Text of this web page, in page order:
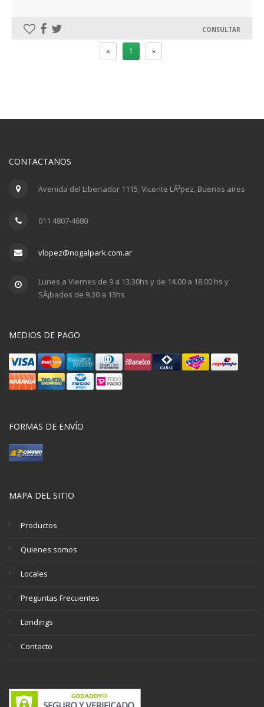
CONSULTAR
« 1 »
CONTACTANOS
Avenida del Libertador 1115, Vicente LÃ³pez, Buenos aires
011 4807-4680
vlopez@nogalpark.com.ar
Lunes a Viernes de 9 a 13.30hs y de 14.00 a 18.00 hs y
SÃ¡bados de 9.30 a 13hs
MEDIOS DE PAGO
FORMAS DE ENVÍO
MAPA DEL SITIO
Productos
Quienes somos
Locales
Preguntas Frecuentes
Landings
Contacto